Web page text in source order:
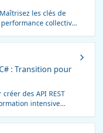
les clés de
collective
: Transition pour
des API REST
intensive